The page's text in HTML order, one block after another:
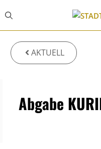
Inhalt
springen
AKTUELL
Abgabe